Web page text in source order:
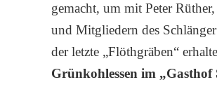
gemacht, um mit Peter
und Mitgliedern des
der letzte „Flöthgräben“
Grünkohlessen im